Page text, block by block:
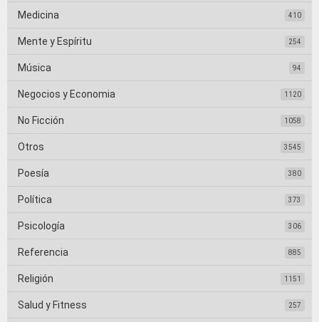
Medicina 410
Mente y Espíritu 254
Música 94
Negocios y Economia 1120
No Ficción 1058
Otros 3545
Poesía 380
Política 373
Psicología 306
Referencia 885
Religión 1151
Salud y Fitness 257